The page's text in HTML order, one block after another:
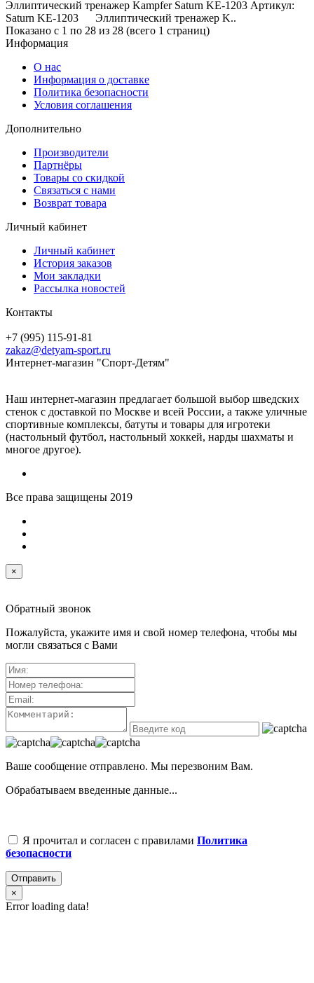
Эллиптический тренажер Kampfer Saturn KE-1203 Артикул:
Saturn KE-1203 Эллиптический тренажер K..
Показано с 1 по 28 из 28 (всего 1 страниц)
Информация
О нас
Информация о доставке
Политика безопасности
Условия соглашения
Дополнительно
Производители
Партнёры
Товары со скидкой
Связаться с нами
Возврат товара
Личный кабинет
Личный кабинет
История заказов
Мои закладки
Рассылка новостей
Контакты
+7 (995) 115-91-81
zakaz@detyam-sport.ru
Интернет-магазин "Спорт-Детям"
Наш интернет-магазин предлагает большой выбор шведских
стенок с доставкой по Москве и всей России, а также уличные
спортивные комплексы, батуты и товары для игротеки
(настольный футбол, настольный хоккей, нарды шахматы и
многое другое).
Все права защищены 2019
×
Обратный звонок
Пожалуйста, укажите имя и свой номер телефона, чтобы мы
могли связаться с Вами
Ваше сообщение отправлено. Мы перезвоним Вам.
Обрабатываем введенные данные...
Я прочитал и согласен с правилами Политика
безопасности
Отправить
×
Error loading data!